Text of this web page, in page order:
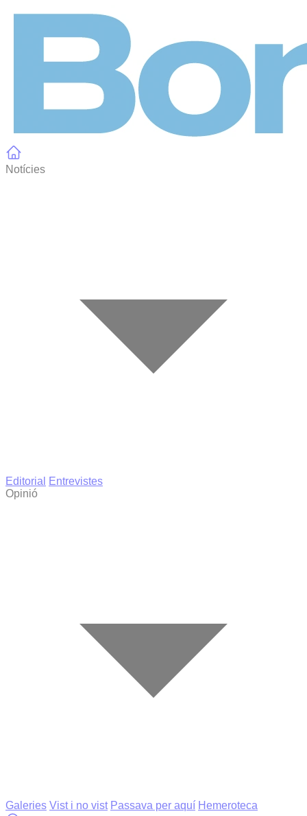
Notícies
Editorial
Entrevistes
Opinió
Galeries Vist i no vist Passava per aquí Hemeroteca